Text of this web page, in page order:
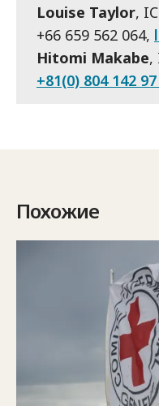
Louise Taylor,
+66 659 562 064,
Hitomi Makabe,
+81(0) 804 142
Похожие